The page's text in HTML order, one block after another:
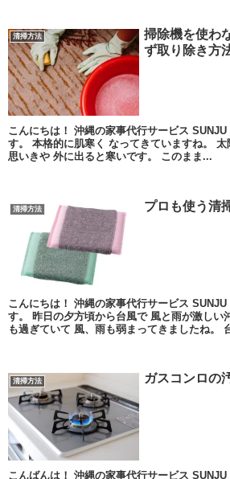
清掃方法
掃除機を使わ
ず取り除き方
こんにちは！ 沖縄の家事代行サービス
す。 本格的に肌寒く なってきていますね。
思いきや 外に出ると寒いです。 このまま...
清掃方法 プロも使う清
こんにちは！ 沖縄の家事代行サービス
す。 昨日の夕方頃から台風で 風と雨が激しい
も過ぎていて 風、雨も弱まってきましたね。
清掃方法 ガスコンロの
こんばんは！ 沖縄の家事代行サービス